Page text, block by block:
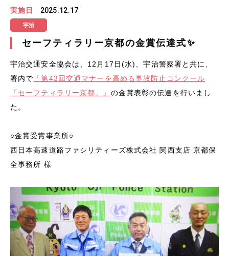
実施日 2025.12.17
宇治
セーフティラリー京都の金賞伝達式✨
宇治交通安全協会は、12月17日(水)、宇治警察署と共に、
署内で 「第43回交通マナーを高める事故防止コンクール
「セーフティラリー京都」」 の金賞表彰の伝達を行いまし
た。
○金賞受賞事業所○
西日本高速道路ファシリティーズ株式会社 関西支店 京都保
全事務所 様